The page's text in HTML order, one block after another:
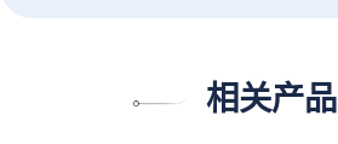
相关产品